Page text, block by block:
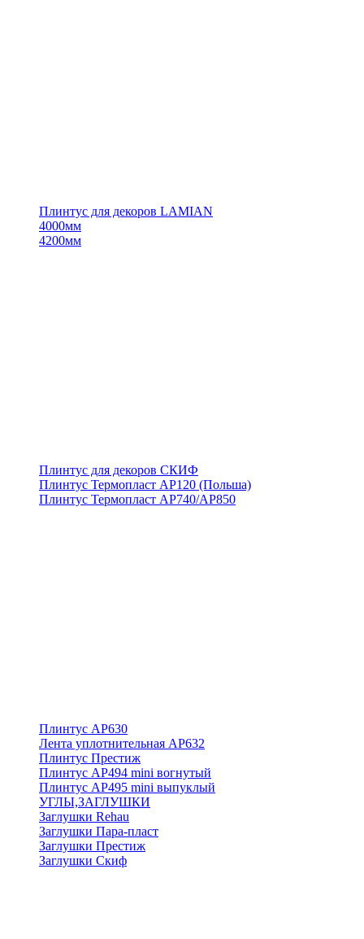
Плинтус для декоров LAMIAN
4000мм
4200мм
Плинтус для декоров СКИФ
Плинтус Термопласт АР120 (Польша)
Плинтус Термопласт АР740/АР850
Плинтус АР630
Лента уплотнительная АР632
Плинтус Престиж
Плинтус АР494 mini вогнутый
Плинтус АР495 mini выпуклый
УГЛЫ,ЗАГЛУШКИ
Заглушки Rehau
Заглушки Пара-пласт
Заглушки Престиж
Заглушки Скиф